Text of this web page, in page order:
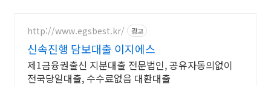
http://www.egsbest.kr/ 광고
신속진행 담보대출 이지에스
제1금융권출신 지분대출 전문법인, 공유자동의없이
전국당일대출, 수수료없음 대환대출